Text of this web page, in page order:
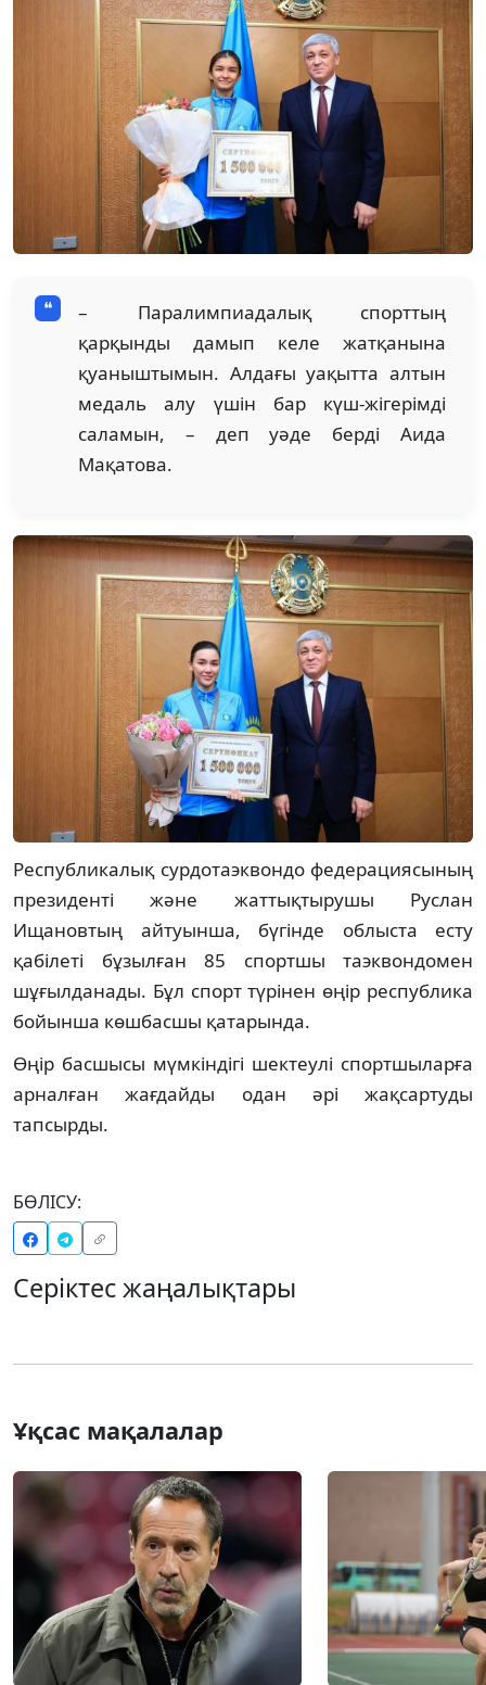
– Паралимпиадалық спорттың
қарқынды дамып келе жатқанына
қуаныштымын. Алдағы уақытта алтын
медаль алу үшін бар күш-жігерімді
саламын, – деп уәде берді Аида
Мақатова.
Республикалық сурдотаэквондо федерациясының
президенті және жаттықтырушы Руслан
Ищановтың айтуынша, бүгінде облыста есту
қабілеті бұзылған 85 спортшы таэквондомен
шұғылданады. Бұл спорт түрінен өңір республика
бойынша көшбасшы қатарында.
Өңір басшысы мүмкіндігі шектеулі спортшыларға
арналған жағдайды одан әрі жақсартуды
тапсырды.
БӨЛІСУ:
Серіктес жаңалықтары
Ұқсас мақалалар